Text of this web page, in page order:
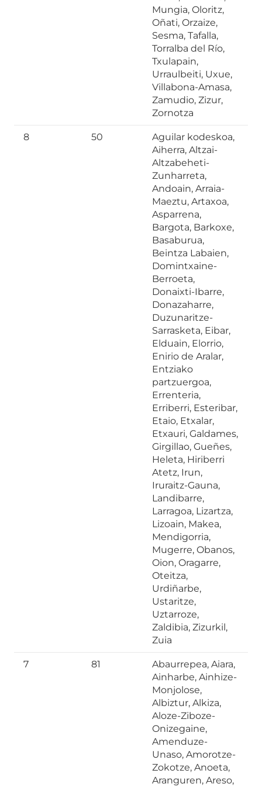
Mungia, Oloritz,
Oñati, Orzaize,
Sesma, Tafalla,
Torralba del Río,
Txulapain,
Urraulbeiti, Uxue,
Villabona-Amasa,
Zamudio, Zizur,
Zornotza
8 50
Aguilar kodeskoa,
Aiherra, Altzai-
Altzabeheti-
Zunharreta,
Andoain, Arraia-
Maeztu, Artaxoa,
Asparrena,
Bargota, Barkoxe,
Basaburua,
Beintza Labaien,
Domintxaine-
Berroeta,
Donaixti-Ibarre,
Donazaharre,
Duzunaritze-
Sarrasketa, Eibar,
Elduain, Elorrio,
Enirio de Aralar,
Entziako
partzuergoa,
Errenteria,
Erriberri, Esteribar,
Etaio, Etxalar,
Etxauri, Galdames,
Girgillao, Gueñes,
Heleta, Hiriberri
Atetz, Irun,
Iruraitz-Gauna,
Landibarre,
Larragoa, Lizartza,
Lizoain, Makea,
Mendigorria,
Mugerre, Obanos,
Oion, Oragarre,
Oteitza,
Urdiñarbe,
Ustaritze,
Uztarroze,
Zaldibia, Zizurkil,
Zuia
7 81
Abaurrepea, Aiara,
Ainharbe, Ainhize-
Monjolose,
Albiztur, Alkiza,
Aloze-Ziboze-
Onizegaine,
Amenduze-
Unaso, Amorotze-
Zokotze, Anoeta,
Aranguren, Areso,